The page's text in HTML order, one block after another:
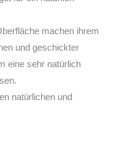
machen ihrem
und geschickter
eine sehr natürlich
natürlichen und